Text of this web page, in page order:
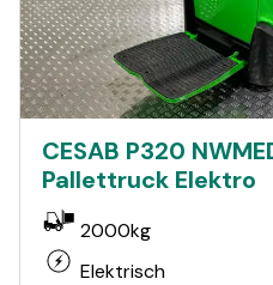
CESAB P320
Pallettruck Elektro
2000kg
Elektrisch